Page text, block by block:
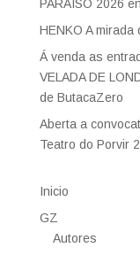
PARAÍSO 2026
HENKO A
Á venda as
VELADA DE
de ButacaZero
Aberta a
Teatro do Porvir
Inicio
GZ
Autores